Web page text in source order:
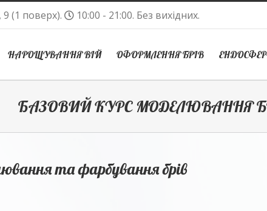
(1 поверх). 10:00 - 21:00. Без вихідних.
НАРОЩУВАННЯ ВІЙ ОФОРМЛЕННЯ БРІВ
БАЗОВИЙ КУРС МОДЕЛЮВАННЯ
та фарбування брів